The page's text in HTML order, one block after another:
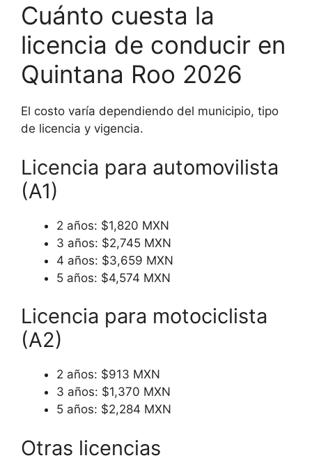
Cuánto cuesta la
licencia de conducir en
Quintana Roo 2026
El costo varía dependiendo del municipio, tipo
de licencia y vigencia.
Licencia para automovilista
(A1)
2 años: $1,820 MXN
3 años: $2,745 MXN
4 años: $3,659 MXN
5 años: $4,574 MXN
Licencia para motociclista
(A2)
2 años: $913 MXN
3 años: $1,370 MXN
5 años: $2,284 MXN
Otras licencias